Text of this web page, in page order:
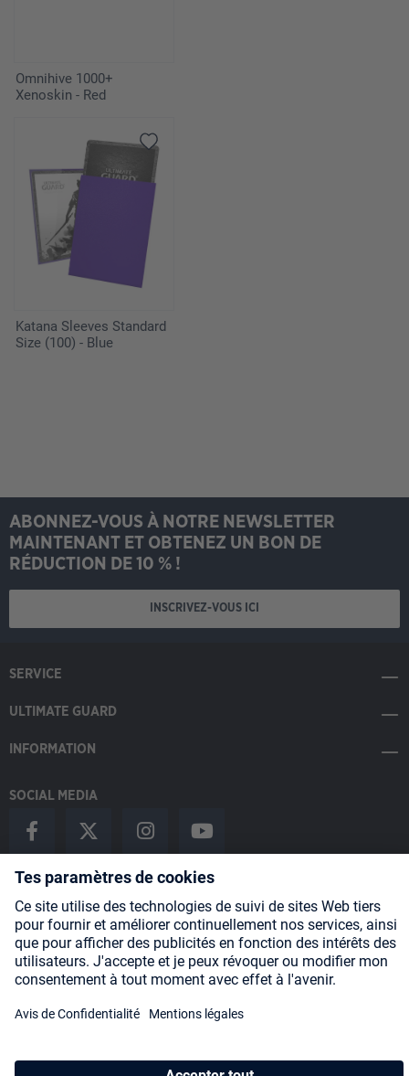
Omnihive 1000+
Xenoskin - Red
Katana Sleeves Standard
Size (100) - Blue
ABONNEZ-VOUS À NOTRE NEWSLETTER
MAINTENANT ET OBTENEZ UN BON DE
RÉDUCTION DE 10 % !
INSCRIVEZ-VOUS ICI
SERVICE
ULTIMATE GUARD
INFORMATION
SOCIAL MEDIA
Payment Methods
Shipping